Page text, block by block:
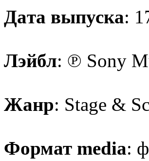
Дaтa выпускa:
Лэйбл: ℗ Sony
Жaнр: Stage &
Формат media: